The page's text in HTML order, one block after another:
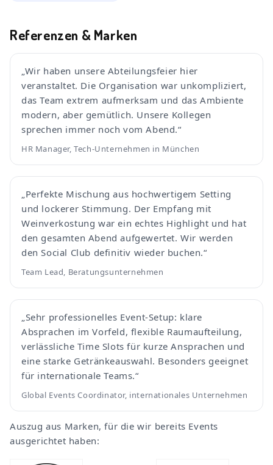
Referenzen & Marken
„Wir haben unsere Abteilungsfeier hier
veranstaltet. Die Organisation war unkompliziert,
das Team extrem aufmerksam und das Ambiente
modern, aber gemütlich. Unsere Kollegen
sprechen immer noch vom Abend.“
HR Manager, Tech-Unternehmen in München
„Perfekte Mischung aus hochwertigem Setting
und lockerer Stimmung. Der Empfang mit
Weinverkostung war ein echtes Highlight und hat
den gesamten Abend aufgewertet. Wir werden
den Social Club definitiv wieder buchen.“
Team Lead, Beratungsunternehmen
„Sehr professionelles Event-Setup: klare
Absprachen im Vorfeld, flexible Raumaufteilung,
verlässliche Time Slots für kurze Ansprachen und
eine starke Getränkeauswahl. Besonders geeignet
für internationale Teams.“
Global Events Coordinator, internationales Unternehmen
Auszug aus Marken, für die wir bereits Events
ausgerichtet haben: